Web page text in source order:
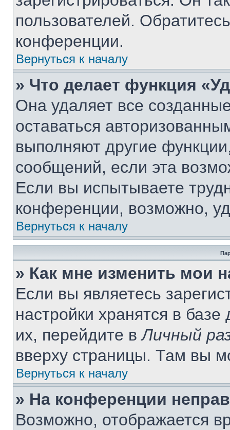
пользователей.
конференции.
Вернуться к началу
» Что делает функция
Она удаляет все
оставаться
выполняют другие
сообщений, если эта
Если вы испытываете
конференции, возможно,
Вернуться к началу
» Как мне изменить мои
Если вы являетесь
настройки хранятся в
их, перейдите вЛичный
вверху страницы. Там вы
Вернуться к началу
» На конференции
Возможно, отображается